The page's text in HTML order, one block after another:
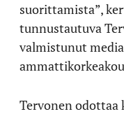
suorittamista”,
tunnustautuva
valmistunut
Tervonen